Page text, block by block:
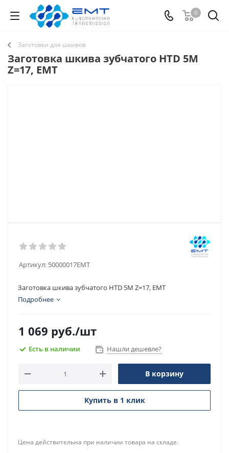
0
Заготовки для шкивов
Заготовка шкива зубчатого HTD 5M
Z=17, EMT
Артикул: 50000017EMT
Заготовка шкива зубчатого HTD 5M Z=17, EMT
Подробнее
1 069 руб./шт
Есть в наличии Нашли дешевле?
В корзину
Купить в 1 клик
Цена действительна при наличии товара на складе.